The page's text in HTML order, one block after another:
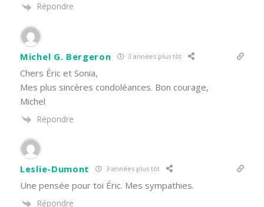
Répondre
Michel G. Bergeron 3 années plus tôt
Chers Éric et Sonia,
Mes plus sincères condoléances. Bon courage,
Michel
Répondre
Leslie-Dumont 3 années plus tôt
Une pensée pour toi Éric. Mes sympathies.
Répondre